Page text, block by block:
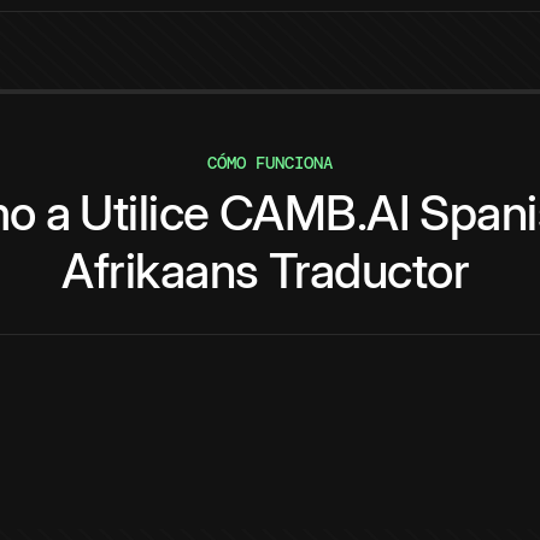
CÓMO FUNCIONA
a Utilice CAMB.AI
Afrikaans Traductor